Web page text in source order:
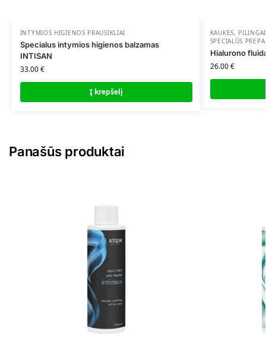
INTYMIOS HIGIENOS PRAUSIKLIAI
Specialus intymios higienos balzamas
INTISAN
33.00€
Į krepšelį
KAUKĖS,
SPECIALŪS
Hialurono
26.00€
Panašūs produktai